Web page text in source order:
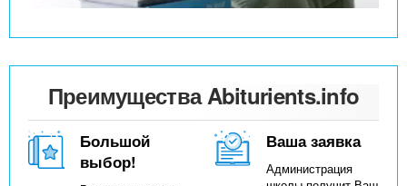
Преимущества Abiturients.info
Большой
выбор!
Ваша заявка
Администрация